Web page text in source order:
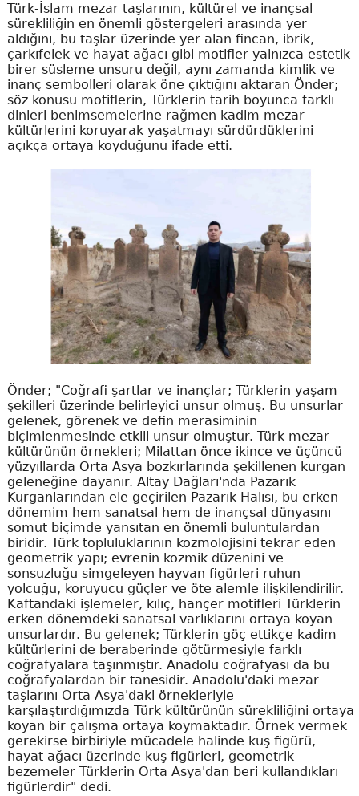
Türk-İslam mezar taşlarının, kültürel ve inançsal
sürekliliğin en önemli göstergeleri arasında yer
aldığını, bu taşlar üzerinde yer alan fincan, ibrik,
çarkıfelek ve hayat ağacı gibi motifler yalnızca estetik
birer süsleme unsuru değil, aynı zamanda kimlik ve
inanç sembolleri olarak öne çıktığını aktaran Önder;
söz konusu motiflerin, Türklerin tarih boyunca farklı
dinleri benimsemelerine rağmen kadim mezar
kültürlerini koruyarak yaşatmayı sürdürdüklerini
açıkça ortaya koyduğunu ifade etti.
Önder; "Coğrafi şartlar ve inançlar; Türklerin yaşam
şekilleri üzerinde belirleyici unsur olmuş. Bu unsurlar
gelenek, görenek ve defin merasiminin
biçimlenmesinde etkili unsur olmuştur. Türk mezar
kültürünün örnekleri; Milattan önce ikince ve üçüncü
yüzyıllarda Orta Asya bozkırlarında şekillenen kurgan
geleneğine dayanır. Altay Dağları'nda Pazarık
Kurganlarından ele geçirilen Pazarık Halısı, bu erken
dönemim hem sanatsal hem de inançsal dünyasını
somut biçimde yansıtan en önemli buluntulardan
biridir. Türk topluluklarının kozmolojisini tekrar eden
geometrik yapı; evrenin kozmik düzenini ve
sonsuzluğu simgeleyen hayvan figürleri ruhun
yolcuğu, koruyucu güçler ve öte alemle ilişkilendirilir.
Kaftandaki işlemeler, kılıç, hançer motifleri Türklerin
erken dönemdeki sanatsal varlıklarını ortaya koyan
unsurlardır. Bu gelenek; Türklerin göç ettikçe kadim
kültürlerini de beraberinde götürmesiyle farklı
coğrafyalara taşınmıştır. Anadolu coğrafyası da bu
coğrafyalardan bir tanesidir. Anadolu'daki mezar
taşlarını Orta Asya'daki örnekleriyle
karşılaştırdığımızda Türk kültürünün sürekliliğini ortaya
koyan bir çalışma ortaya koymaktadır. Örnek vermek
gerekirse birbiriyle mücadele halinde kuş figürü,
hayat ağacı üzerinde kuş figürleri, geometrik
bezemeler Türklerin Orta Asya'dan beri kullandıkları
figürlerdir" dedi.